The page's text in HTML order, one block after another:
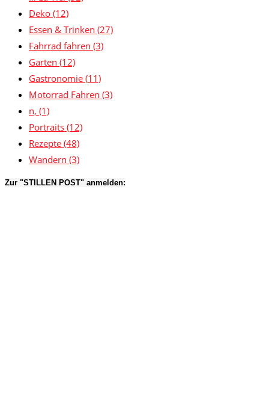
Deko (12)
Essen & Trinken (27)
Fahrrad fahren (3)
Garten (12)
Gastronomie (11)
Motorrad Fahren (3)
n, (1)
Portraits (12)
Rezepte (48)
Wandern (3)
Zur "STILLEN POST" anmelden: